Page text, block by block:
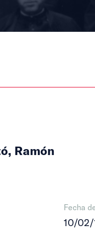
Ramón
Fecha
10/02/